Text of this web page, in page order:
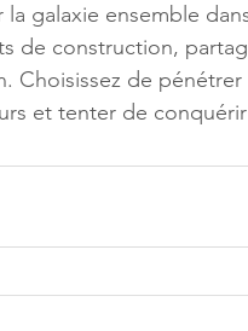
galaxie ensemble
de construction,
Choisissez de
et tenter de